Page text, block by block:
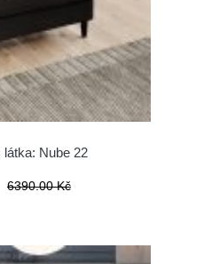
látka: Nube 22
6390.00 Kč